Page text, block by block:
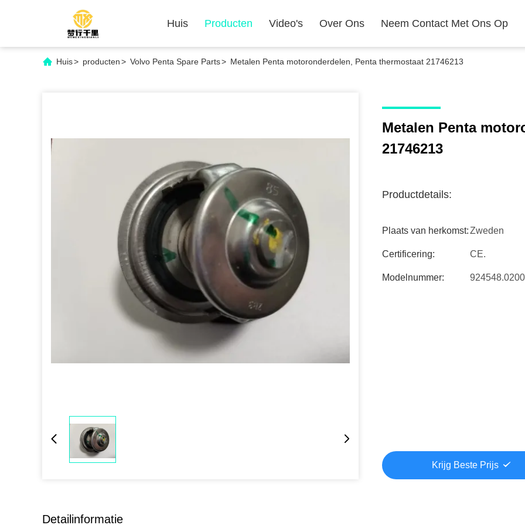
Huis Producten Video's Over Ons Neem Contact Met Ons Op
Huis> producten> Volvo Penta Spare Parts> Metalen Penta motoronderdelen, Penta thermostaat 21746213
Metalen Penta
21746213
Productdetails:
Plaats van herkomst:Zweden
Certificering: CE.
Modelnummer: 924548.0200
Krijg Beste Prijs
Detailinformatie